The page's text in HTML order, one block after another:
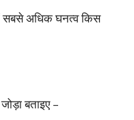
अधिक घनत्व किस
बताइए –